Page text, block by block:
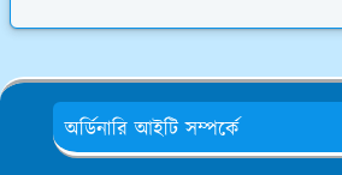
অর্ডিনারি আইটি সম্পর্কে